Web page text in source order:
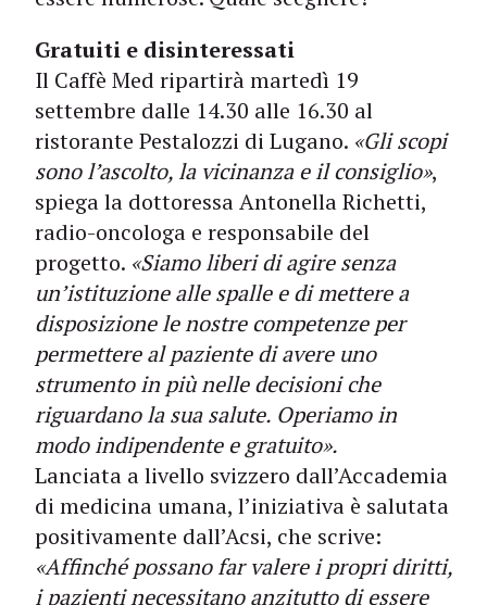
Gratuiti e disinteressati
Il Caffè Med ripartirà martedì 19
settembre dalle 14.30 alle 16.30 al
ristorante Pestalozzi di Lugano. «Gli scopi
sono l’ascolto, la vicinanza e il consiglio»,
spiega la dottoressa Antonella Richetti,
radio-oncologa e responsabile del
progetto. «Siamo liberi di agire senza
un’istituzione alle spalle e di mettere a
disposizione le nostre competenze per
permettere al paziente di avere uno
strumento in più nelle decisioni che
riguardano la sua salute. Operiamo in
modo indipendente e gratuito».
Lanciata a livello svizzero dall’Accademia
di medicina umana, l’iniziativa è salutata
positivamente dall’Acsi, che scrive:
«Affinché possano far valere i propri diritti,
i pazienti necessitano anzitutto di essere